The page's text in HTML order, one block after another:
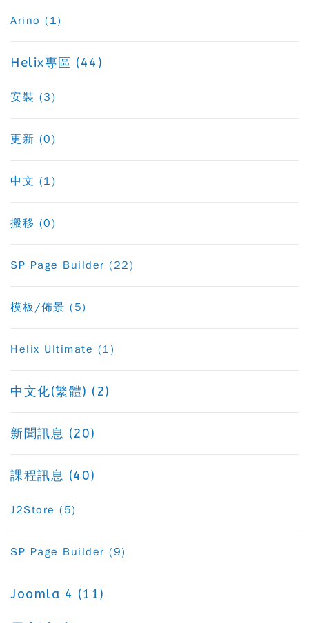
Arino (1)
Helix專區 (44)
安裝 (3)
更新 (0)
中文 (1)
搬移 (0)
SP Page Builder (22)
模板/佈景 (5)
Helix Ultimate (1)
中文化(繁體) (2)
新聞訊息 (20)
課程訊息 (40)
J2Store (5)
SP Page Builder (9)
Joomla 4 (11)